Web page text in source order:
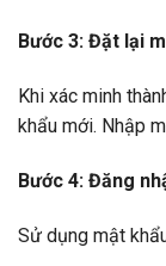
Bước 3: Đặt lại
Khi xác minh
khẩu mới. Nhập
Bước 4: Đăng
Sử dụng mật